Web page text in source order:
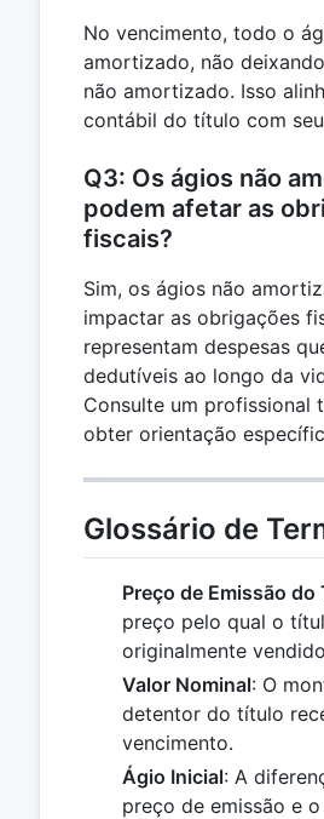
No vencimento, todo o
amortizado, não
não amortizado. Isso
contábil do título com
Q3: Os ágios não
podem afetar as
fiscais?
Sim, os ágios não
impactar as obrigações
representam despesas
dedutíveis ao longo da
Consulte um profissional
obter orientação
Glossário de
Preço de Emissão do
preço pelo qual o
originalmente
Valor Nominal: O
detentor do título
vencimento.
Ágio Inicial: A
preço de emissão e